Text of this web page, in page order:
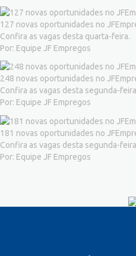
127 novas oportunidades no
Confira as vagas desta quarta-feira.
Por: Equipe JF Empregos
248 novas oportunidades no
Confira as vagas desta segunda-
Por: Equipe JF Empregos
181 novas oportunidades no
Confira as vagas desta segunda-
Por: Equipe JF Empregos